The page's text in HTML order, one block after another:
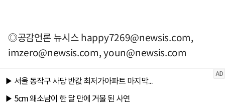
◎공감언론 뉴시스happy7269@newsis.com,
imzero@newsis.com,youn@newsis.com